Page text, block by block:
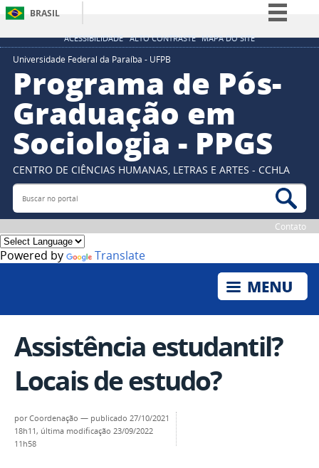
ACESSIBILIDADE ALTO CONTRASTE MAPA DO SITE
BRASIL
Simplifique!
Participe
Legislação
Canais
Universidade Federal da Paraíba - UFPB
Programa de Pós-
Graduação em
Sociologia - PPGS
CENTRO DE CIÊNCIAS HUMANAS, LETRAS E ARTES - CCHLA
Buscar no portal
Contato
Powered by Translate
Assistência estudantil?
Locais de estudo?
porCoordenação — publicado 27/10/2021
18h11, última modificação 23/09/2022
11h58